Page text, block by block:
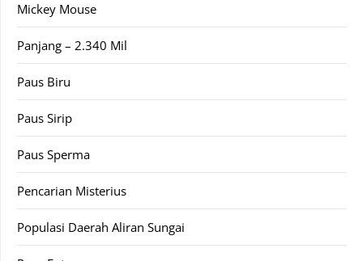
Mickey Mouse
Panjang – 2.340 Mil
Paus Biru
Paus Sirip
Paus Sperma
Pencarian Misterius
Populasi Daerah Aliran Sungai